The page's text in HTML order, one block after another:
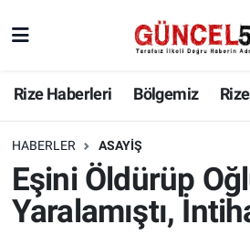
Rize Haberleri Bölgemiz
HABERLER ASAYIŞ
Eşini Öldürüp
Yaralamıştı,